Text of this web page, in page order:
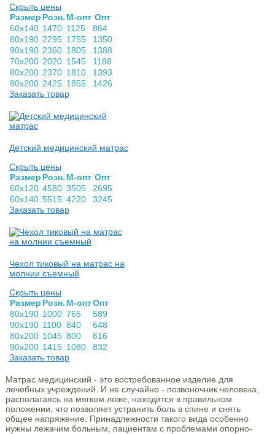
Скрыть цены
Раз­мер Розн. М-опт Опт
60х140 1470 1125
864
80х190 2295 1755
1350
90х190 2360 1805
1388
70х200 2020 1545
1188
80х200 2370 1810
1393
90х200 2425 1855
1426
Заказать товар
Детский медицинский матрас
Скрыть цены
Раз­мер Розн. М-опт Опт
60х120 4580 3505
2695
60х140 5515 4220
3245
Заказать товар
Чехол тиковый на матрас на
молнии съемный
Скрыть цены
Раз­мер Розн. М-оптОпт
80х190 1000 765
589
90х190 1100 840
648
80х200 1045 800
616
90х200 1415 1080
832
Заказать товар
Матрас медицинский - это востребованное изделие для
лечебных учреждений. И не случайно - позвоночник человека,
располагаясь на мягком ложе, находится в правильном
положении, что позволяет устранить боль в спине и снять
общее напряжение. Принадлежности такого вида особенно
нужны лежачим больным, пациентам с проблемами опорно-